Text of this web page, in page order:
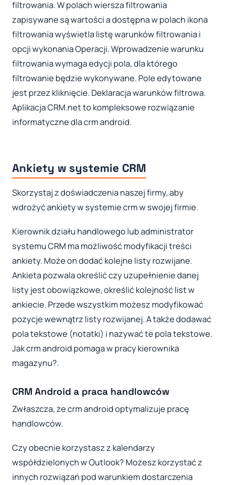
filtrowania. W polach wiersza filtrowania
zapisywane są wartości a dostępna w polach ikona
filtrowania wyświetla listę warunków filtrowania i
opcji wykonania Operacji. Wprowadzenie warunku
filtrowania wymaga edycji pola, dla którego
filtrowanie będzie wykonywane. Pole edytowane
jest przez kliknięcie. Deklaracja warunków filtrowa.
Aplikacja CRM.net to kompleksowe rozwiązanie
informatyczne dla crm android.
Ankiety w systemie CRM
Skorzystaj z doświadczenia naszej firmy, aby
wdrożyć ankiety w systemie crm w swojej firmie.
Kierownik działu handlowego lub administrator
systemu CRM ma możliwość modyfikacji treści
ankiety. Może on dodać kolejne listy rozwijane.
Ankieta pozwala określić czy uzupełnienie danej
listy jest obowiązkowe, określić kolejność list w
ankiecie. Przede wszystkim możesz modyfikować
pozycje wewnątrz listy rozwijanej. A także dodawać
pola tekstowe (notatki) i nazywać te pola tekstowe.
Jak crm android pomaga w pracy kierownika
magazynu?.
CRM Android a praca handlowców
Zwłaszcza, że crm android optymalizuje pracę
handlowców.
Czy obecnie korzystasz z kalendarzy
współdzielonych w Outlook? Możesz korzystać z
innych rozwiązań pod warunkiem dostarczenia